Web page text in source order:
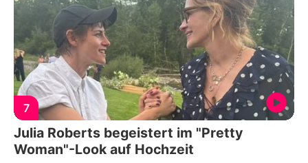
7
Julia Roberts begeistert im "Pretty
Woman"-Look auf Hochzeit